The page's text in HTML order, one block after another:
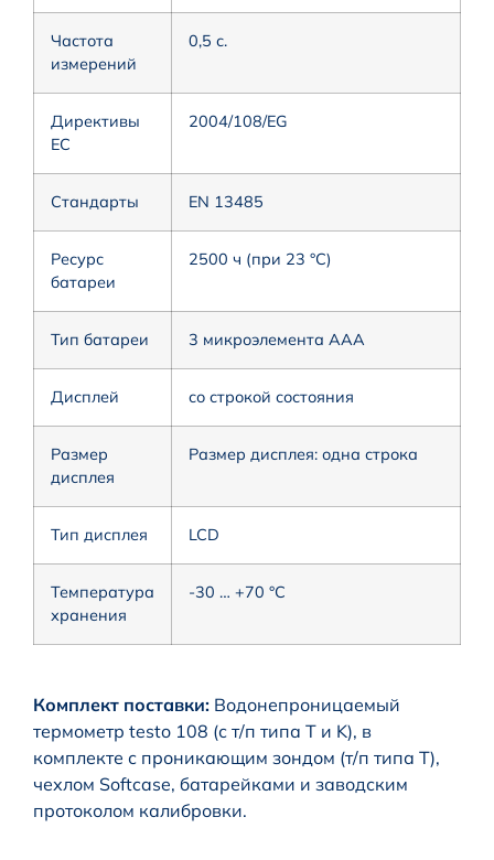
Частота
измерений
0,5 с.
Директивы
ЕС
2004/108/EG
Стандарты EN 13485
Ресурс
батареи
2500 ч (при 23 °C)
Тип батареи 3 микроэлемента ААА
Дисплей со строкой состояния
Размер
дисплея
Размер дисплея: одна строка
Тип дисплея LCD
Температура
хранения
-30 … +70 °C
Комплект поставки: Водонепроницаемый
термометр testo 108 (с т/п типа T и K), в
комплекте с проникающим зондом (т/п типа T),
чехлом Softcase, батарейками и заводским
протоколом калибровки.